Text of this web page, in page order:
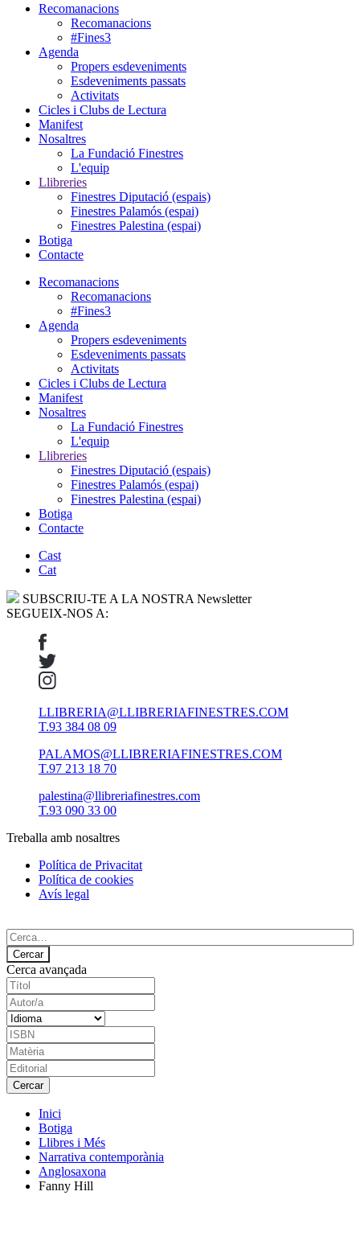
Recomanacions
Recomanacions
#Fines3
Agenda
Propers esdeveniments
Esdeveniments passats
Activitats
Cicles i Clubs de Lectura
Manifest
Nosaltres
La Fundació Finestres
L'equip
Llibreries
Finestres Diputació (espais)
Finestres Palamós (espai)
Finestres Palestina (espai)
Botiga
Contacte
Recomanacions
Recomanacions
#Fines3
Agenda
Propers esdeveniments
Esdeveniments passats
Activitats
Cicles i Clubs de Lectura
Manifest
Nosaltres
La Fundació Finestres
L'equip
Llibreries
Finestres Diputació (espais)
Finestres Palamós (espai)
Finestres Palestina (espai)
Botiga
Contacte
Cast
Cat
SUBSCRIU-TE A LA NOSTRA Newsletter
SEGUEIX-NOS A:
LLIBRERIA@LLIBRERIAFINESTRES.COM
T.93 384 08 09
PALAMOS@LLIBRERIAFINESTRES.COM
T.97 213 18 70
palestina@llibreriafinestres.com
T.93 090 33 00
Treballa amb nosaltres
Política de Privacitat
Política de cookies
Avís legal
Cerca avançada
Inici
Botiga
Llibres i Més
Narrativa contemporània
Anglosaxona
Fanny Hill